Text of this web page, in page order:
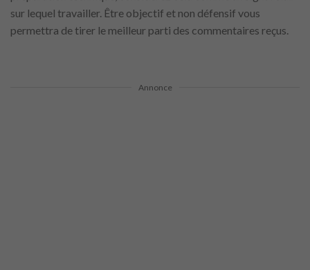
sur lequel travailler. Être objectif et non défensif vous
permettra de tirer le meilleur parti des commentaires reçus.
Annonce